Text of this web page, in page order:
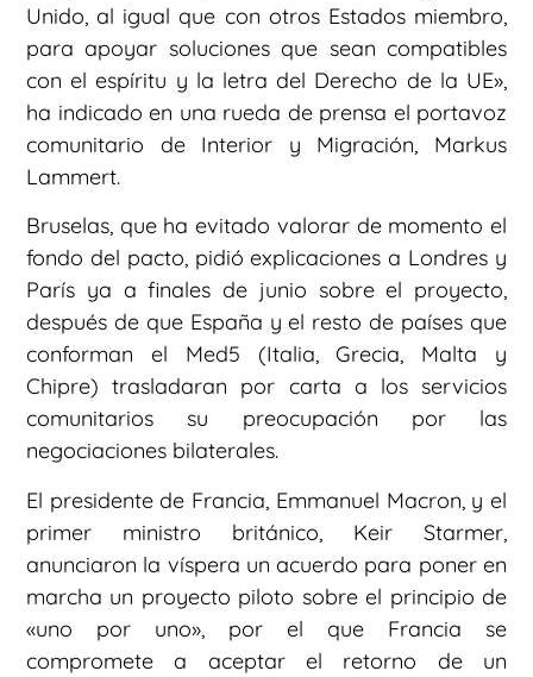
Unido, al igual que con otros Estados miembro,
para apoyar soluciones que sean compatibles
con el espíritu y la letra del Derecho de la UE»,
ha indicado en una rueda de prensa el portavoz
comunitario de Interior y Migración, Markus
Lammert.
Bruselas, que ha evitado valorar de momento el
fondo del pacto, pidió explicaciones a Londres y
París ya a finales de junio sobre el proyecto,
después de que España y el resto de países que
conforman el Med5 (Italia, Grecia, Malta y
Chipre) trasladaran por carta a los servicios
comunitarios su preocupación por las
negociaciones bilaterales.
El presidente de Francia, Emmanuel Macron, y el
primer ministro británico, Keir Starmer,
anunciaron la víspera un acuerdo para poner en
marcha un proyecto piloto sobre el principio de
«uno por uno», por el que Francia se
compromete a aceptar el retorno de un